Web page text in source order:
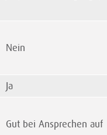
Nein
Ja
Gut bei Ansprechen auf